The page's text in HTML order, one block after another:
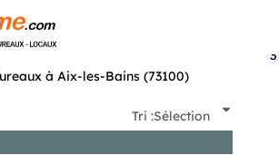
à Aix-les-Bains (73100)
3
Tri :Sélection